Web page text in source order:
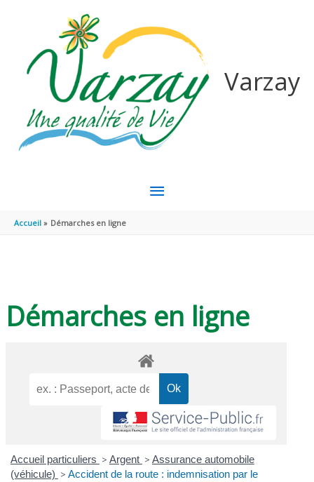
Varzay
MENU
Accueil Démarches en ligne
Démarches en ligne
Accueil particuliers > Argent > Assurance automobile
(véhicule) > Accident de la route : indemnisation par le